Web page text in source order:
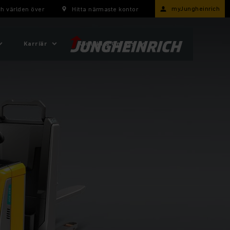
världen över Hitta närmaste kontor myJungheinrich
Karriär Kontakt & Om oss